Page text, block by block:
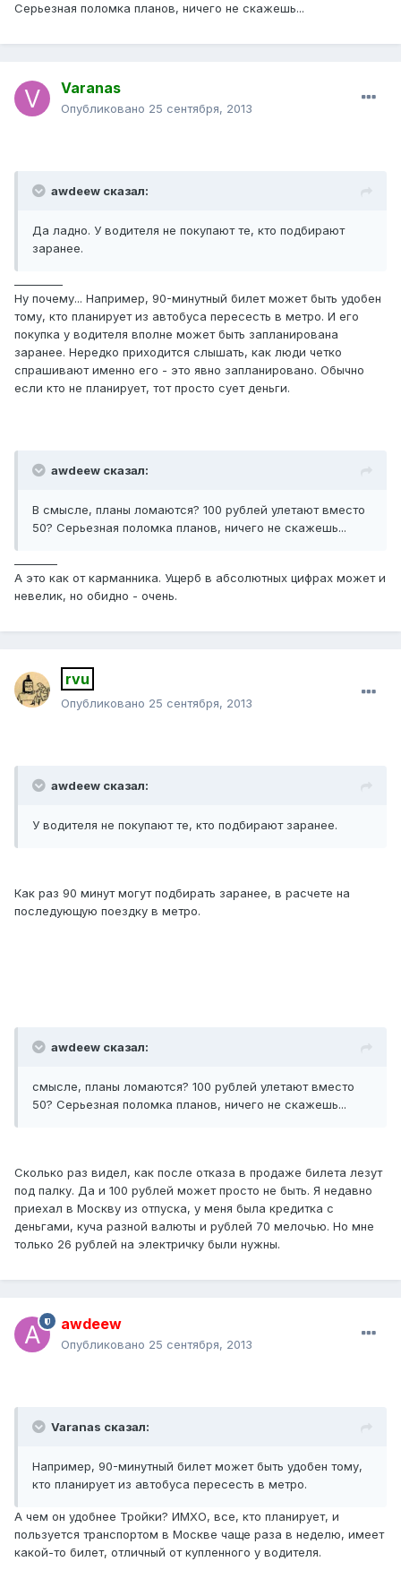
Серьезная поломка планов, ничего не скажешь...
Varanas
Опубликовано 25 сентября, 2013
awdeew сказал:
Да ладно. У водителя не покупают те, кто подбирают
заранее.
Ну почему... Например, 90-минутный билет может быть удобен
тому, кто планирует из автобуса пересесть в метро. И его
покупка у водителя вполне может быть запланирована
заранее. Нередко приходится слышать, как люди четко
спрашивают именно его - это явно запланировано. Обычно
если кто не планирует, тот просто сует деньги.
awdeew сказал:
В смысле, планы ломаются? 100 рублей улетают вместо
50? Серьезная поломка планов, ничего не скажешь...
А это как от карманника. Ущерб в абсолютных цифрах может и
невелик, но обидно - очень.
rvu
Опубликовано 25 сентября, 2013
awdeew сказал:
У водителя не покупают те, кто подбирают заранее.
Как раз 90 минут могут подбирать заранее, в расчете на
последующую поездку в метро.
awdeew сказал:
смысле, планы ломаются? 100 рублей улетают вместо
50? Серьезная поломка планов, ничего не скажешь...
Сколько раз видел, как после отказа в продаже билета лезут
под палку. Да и 100 рублей может просто не быть. Я недавно
приехал в Москву из отпуска, у меня была кредитка с
деньгами, куча разной валюты и рублей 70 мелочью. Но мне
только 26 рублей на электричку были нужны.
awdeew
Опубликовано 25 сентября, 2013
Varanas сказал:
Например, 90-минутный билет может быть удобен тому,
кто планирует из автобуса пересесть в метро.
А чем он удобнее Тройки? ИМХО, все, кто планирует, и
пользуется транспортом в Москве чаще раза в неделю, имеет
какой-то билет, отличный от купленного у водителя.